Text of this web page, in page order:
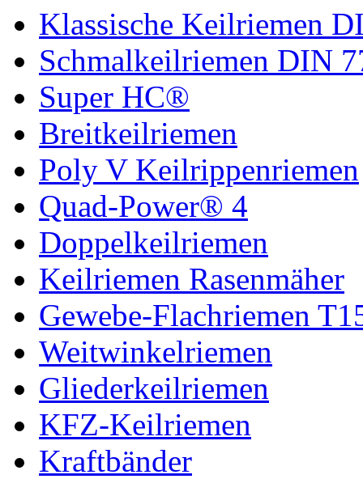
Klassische Keilriemen
Schmalkeilriemen DIN
Super HC®
Breitkeilriemen
Poly V Keilrippenriemen
Quad-Power® 4
Doppelkeilriemen
Keilriemen Rasenmäher
Gewebe-Flachriemen
Weitwinkelriemen
Gliederkeilriemen
KFZ-Keilriemen
Kraftbänder